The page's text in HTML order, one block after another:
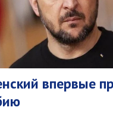
впервые